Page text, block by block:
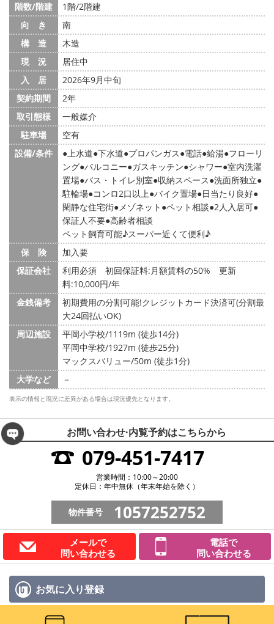
階数/階建
1階/2階建
向 き
南
構 造
木造
現 況
居住中
入 居
2026年9月中旬
契約期間
2年
取引態様
一般媒介
駐車場
空有
設備/条件
上水道 下水道 プロパンガス 電話 給湯 フローリ
ング バルコニー ガスキッチン シャワー 室内洗濯
置場 バス・トイレ別室 収納スペース 洗面所独立
駐輪場 コンロ2口以上 バイク置場 日当たり良好
閑静な住宅街 メゾネット ペット相談 2人入居可
保証人不要 高齢者相談
ペット飼育可能♪スーパー近くて便利♪
保 険
加入要
保証会社
利用必須 初回保証料:月額賃料の50% 更新
料:10,000円/年
金銭備考
初期費用の分割可能!クレジットカード決済可(分割最
大24回払いOK)
周辺施設
平岡小学校/1119m (徒歩14分)
平岡中学校/1927m (徒歩25分)
マックスバリュー/50m (徒歩1分)
大学など
－
表示の情報と現況に差異がある場合は現況優先となります。
お問い合わせ·内覧予約はこちらから
079-451-7417
営業時間：10:00～20:00
定休日：年中無休（年末年始を除く）
物件番号 1057252752
メールで
問い合わせる
電話で
問い合わせる
お気に入り登録